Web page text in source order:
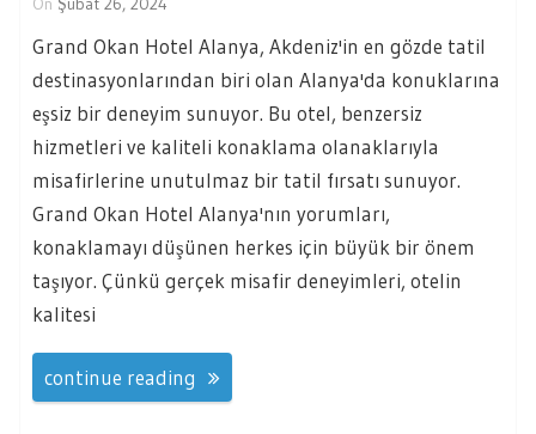
Grand Okan Hotel Alanya, Akdeniz'in en gözde tatil
destinasyonlarından biri olan Alanya'da konuklarına
eşsiz bir deneyim sunuyor. Bu otel, benzersiz
hizmetleri ve kaliteli konaklama olanaklarıyla
misafirlerine unutulmaz bir tatil fırsatı sunuyor.
Grand Okan Hotel Alanya'nın yorumları,
konaklamayı düşünen herkes için büyük bir önem
taşıyor. Çünkü gerçek misafir deneyimleri, otelin
kalitesi
continue reading